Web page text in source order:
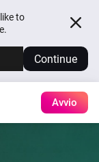
to
Continue
Avvio